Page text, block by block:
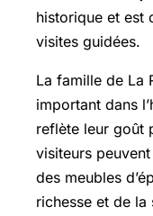
historique et est
visites guidées.
La famille de La
important dans
reflète leur goût
visiteurs
des meubles
richesse et de